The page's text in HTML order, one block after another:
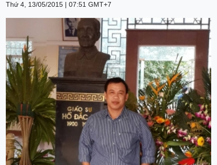
Thứ 4, 13/05/2015 | 07:51 GMT+7